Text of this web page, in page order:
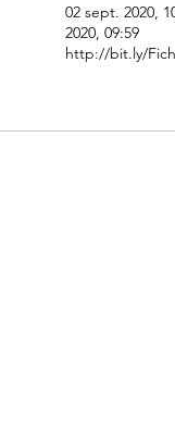
02 sept. 2020,
2020, 09:59
http://bit.ly/